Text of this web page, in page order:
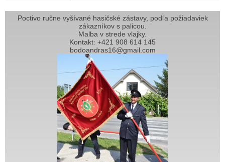
Poctivo ručne vyšívané hasičské zástavy, podľa požiadaviek
zákazníkov s palicou.
Malba v strede vlajky.
Kontakt: +421 908 614 145
bodoandras16@gmail.com